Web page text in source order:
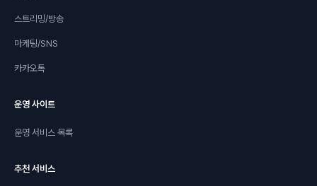
스트리밍/방송
마케팅/SNS
카카오톡
운영 사이트
운영 서비스 목록
추천 서비스